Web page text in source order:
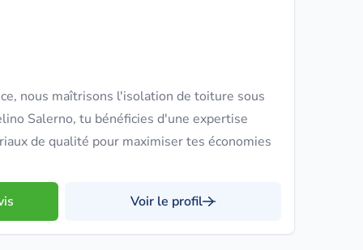
nous maîtrisons l'isolation de toiture sous
Salerno, tu bénéficies d'une expertise
de qualité pour maximiser tes économies
Voir le profil